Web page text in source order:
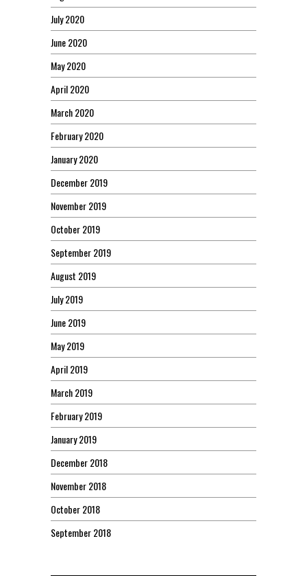
July 2020
June 2020
May 2020
April 2020
March 2020
February 2020
January 2020
December 2019
November 2019
October 2019
September 2019
August 2019
July 2019
June 2019
May 2019
April 2019
March 2019
February 2019
January 2019
December 2018
November 2018
October 2018
September 2018